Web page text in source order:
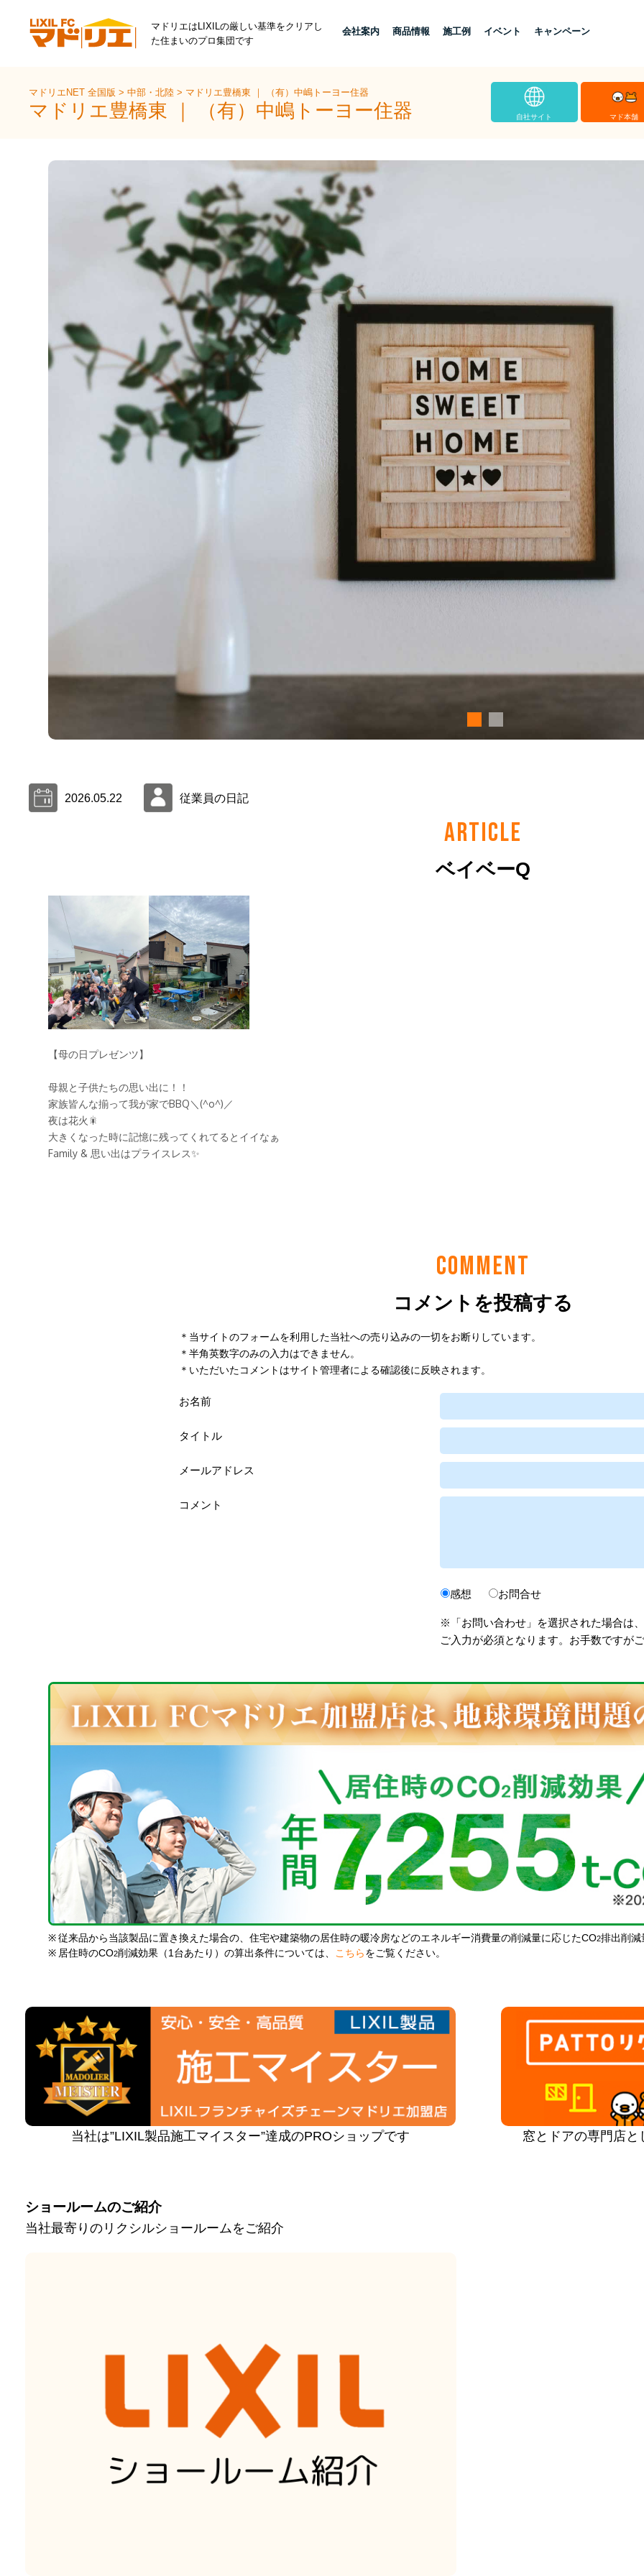
マドリエはLIXILの厳しい基準をクリアし
た住まいのプロ集団です
会社案内 商品情報 施工例 イベント キャンペーン
マドリエNET 全国版>中部・北陸> マドリエ豊橋東 ｜ （有）中嶋トーヨー住器
マドリエ豊橋東 ｜ （有）中嶋トーヨー住器 自社サイト マド本舗
2026.05.22 従業員の日記
ARTICLE
ベイベーQ
COMMENT
コメントを投稿する
＊当サイトのフォームを利用した当社への売り込みの一切をお断りしています。
＊半角英数字のみの入力はできません。
＊いただいたコメントはサイト管理者による確認後に反映されます。
お名前
タイトル
メールアドレス
コメント
感想 お問合せ
※「お問い合わせ」を選択された場合は
ご入力が必須となります。お手数ですが
※ 従来品から当該製品に置き換えた場合の、住宅や建築物の居住時の暖冷房などのエネルギー消費量の削減量に応じたCO2排出削減
※ 居住時のCO2削減効果（1台あたり）の算出条件については、 こちら をご覧ください。
当社は”LIXIL製品施工マイスター”達成のPROショップです 窓とドアの専門店
ショールームのご紹介
当社最寄りのリクシルショールームをご紹介